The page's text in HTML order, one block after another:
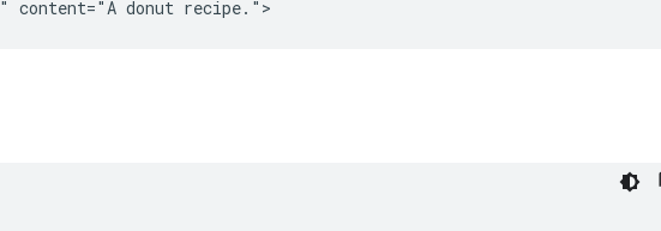
content="A donut recipe.">